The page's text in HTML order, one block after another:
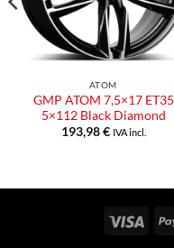
ATOM
GMP ATOM 7,5×17 ET35
5×112 Black Diamond
193,98€ IVA incl.
Visa